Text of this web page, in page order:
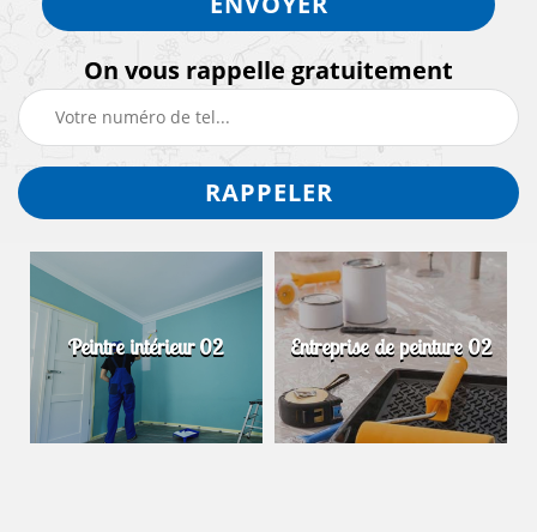
On vous rappelle gratuitement
Peintre intérieur 02 Entreprise de peinture 02